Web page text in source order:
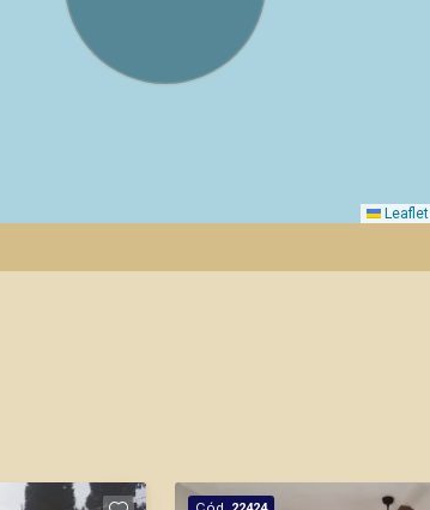
Leaflet